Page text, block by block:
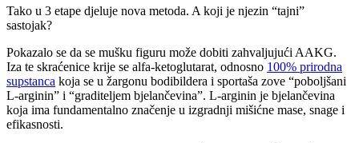
Tako u 3 etape djeluje nova metoda. A koji je njezin “tajni”
sastojak?
Pokazalo se da se mušku figuru može dobiti zahvaljujući AAKG.
Iza te skraćenice krije se alfa-ketoglutarat, odnosno 100% prirodna
supstanca koja se u žargonu bodibildera i sportaša zove “poboljšani
L-arginin” i “graditeljem bjelančevina”. L-arginin je bjelančevina
koja ima fundamentalno značenje u izgradnji mišićne mase, snage i
efikasnosti.